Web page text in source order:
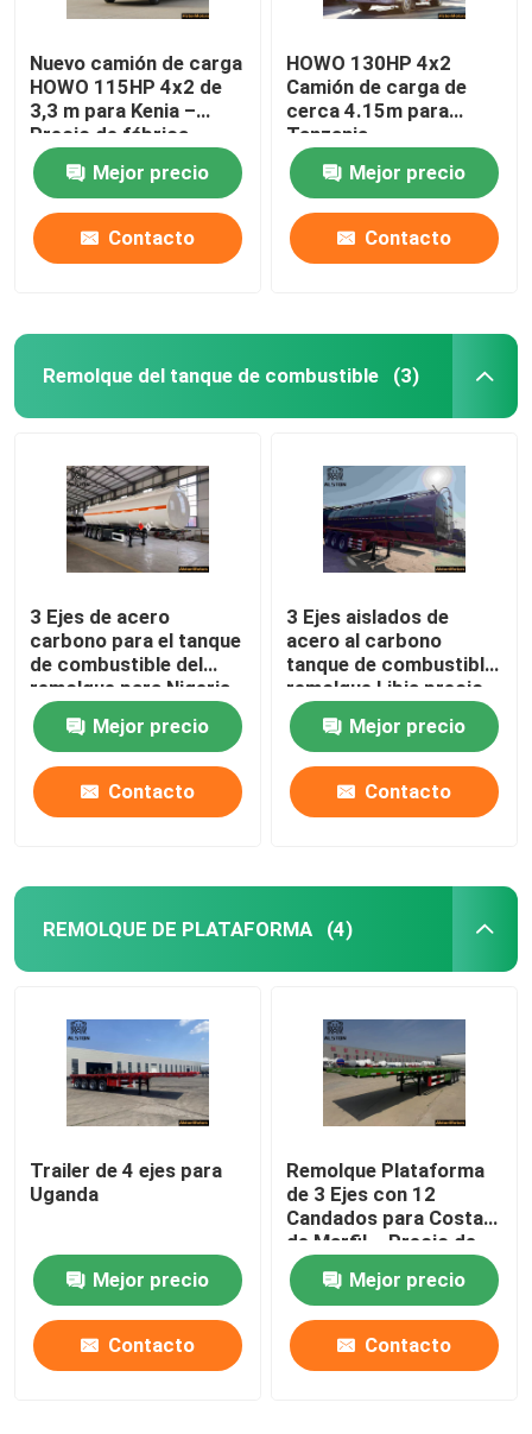
Nuevo camión de carga
HOWO 115HP 4x2 de
3,3 m para Kenia –
Precio de fábrica
Mejor precio
Contacto
HOWO 130HP 4x2
Camión de carga de
cerca 4.15m para
Tanzania
Mejor precio
Contacto
Remolque del tanque de combustible (3)
3 Ejes de acero
carbono para el tanque
de combustible del
remolque para Nigeria
precio de fábrica
Mejor precio
Contacto
3 Ejes aislados de
acero al carbono
tanque de combustible
remolque Libia precio
de fábrica
Mejor precio
Contacto
REMOLQUE DE PLATAFORMA (4)
Trailer de 4 ejes para
Uganda
Mejor precio
Contacto
Remolque Plataforma
de 3 Ejes con 12
Candados para Costa
de Marfil – Precio de
Fábrica
Mejor precio
Contacto